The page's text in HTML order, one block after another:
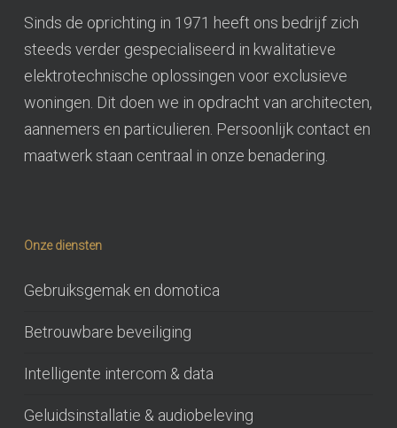
Sinds de oprichting in 1971 heeft ons bedrijf zich
steeds verder gespecialiseerd in kwalitatieve
elektrotechnische oplossingen voor exclusieve
woningen. Dit doen we in opdracht van architecten,
aannemers en particulieren. Persoonlijk contact en
maatwerk staan centraal in onze benadering.
Onze diensten
Gebruiksgemak en domotica
Betrouwbare beveiliging
Intelligente intercom & data
Geluidsinstallatie & audiobeleving